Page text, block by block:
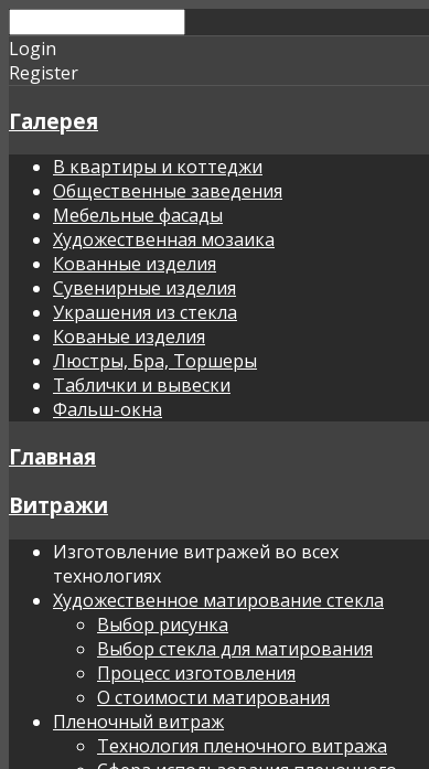
Login
Register
Галерея
В квартиры и коттеджи
Общественные заведения
Мебельные фасады
Художественная мозаика
Кованные изделия
Сувенирные изделия
Украшения из стекла
Кованые изделия
Люстры, Бра, Торшеры
Таблички и вывески
Фальш-окна
Главная
Витражи
Изготовление витражей во всех
технологиях
Художественное матирование стекла
Выбор рисунка
Выбор стекла для матирования
Процесс изготовления
О стоимости матирования
Пленочный витраж
Технология пленочного витража